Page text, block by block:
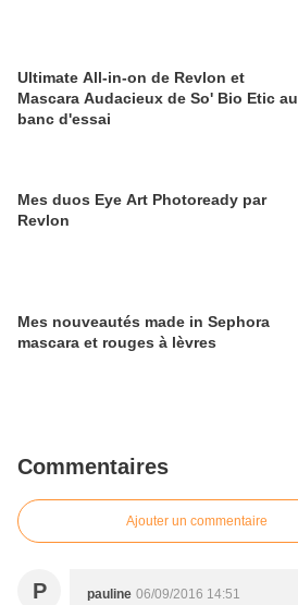
Ultimate All-in-on de Revlon et
Mascara Audacieux de So' Bio Etic au
banc d'essai
Mes duos Eye Art Photoready par
Revlon
Mes nouveautés made in Sephora
mascara et rouges à lèvres
Commentaires
Ajouter un commentaire
P pauline 06/09/2016 14:51